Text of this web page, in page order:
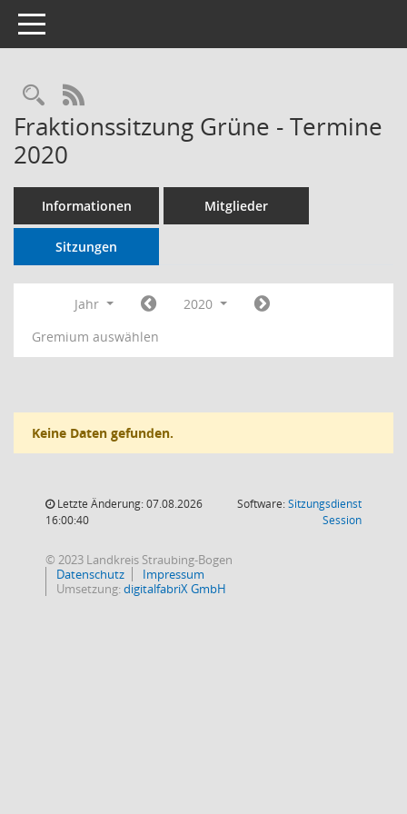
Toggle navigation
RSS-Feed
Fraktionssitzung Grüne - Termine
2020
Informationen Mitglieder
Sitzungen
Jahr
2020
Gremium auswählen
Keine Daten gefunden.
Letzte Änderung: 07.08.2026
16:00:40
Software:Sitzungsdienst
Session(Wird in
© 2023 Landkreis Straubing-Bogen
Datenschutz
Impressum
Umsetzung:digitalfabriX GmbH